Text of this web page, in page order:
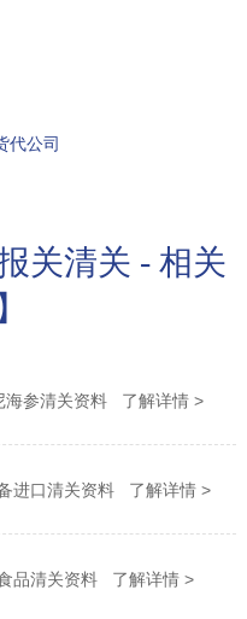
代公司
关清关 - 相关
海参清关资料 了解详情 >
进口清关资料 了解详情 >
品清关资料 了解详情 >